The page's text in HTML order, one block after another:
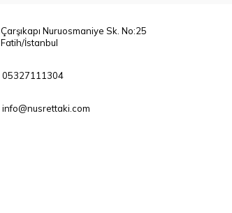
Çarşıkapı Nuruosmaniye Sk. No:25
Fatih/İstanbul
05327111304
info@nusrettaki.com